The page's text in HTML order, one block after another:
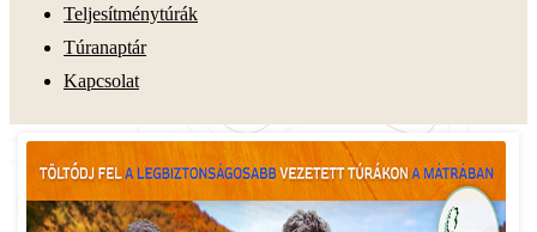
Teljesítménytúrák
Túranaptár
Kapcsolat